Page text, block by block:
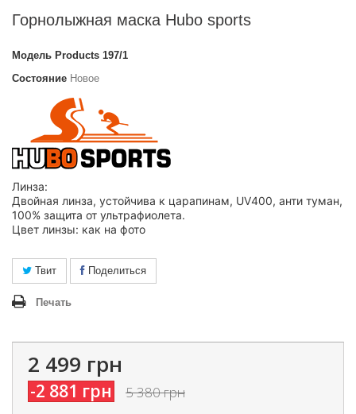
Горнолыжная маска Hubo sports
Модель Products 197/1
Состояние Новое
Линза:
Двойная линза, устойчива к царапинам, UV400, анти туман,
100% защита от ультрафиолета.
Цвет линзы: как на фото
Твит Поделиться
Печать
2 499 грн
-2 881 грн 5 380 грн